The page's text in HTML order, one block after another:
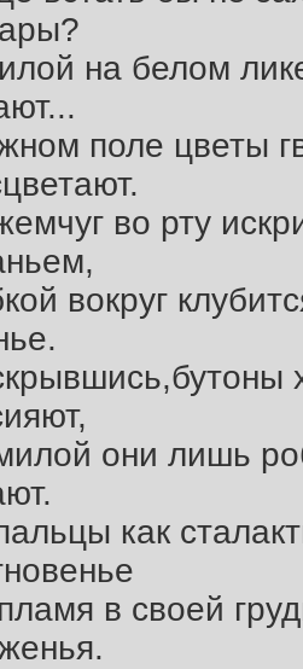
на белом
поле цветы
во рту
вокруг
они лишь
как
в своей